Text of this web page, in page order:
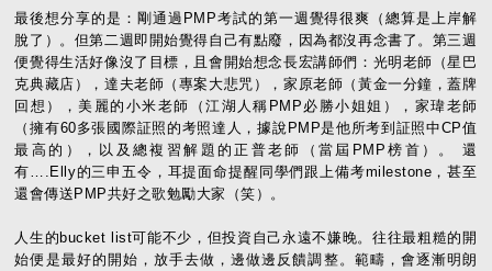
最後想分享的是：剛通過PMP考試的第一週覺得很爽（總算是上岸解
脫了）。但第二週即開始覺得自己有點廢，因為都沒再念書了。第三週
便覺得生活好像沒了目標，且會開始想念長宏講師們：光明老師（星巴
克典藏店），達夫老師（專案大悲咒），家原老師（黃金一分鐘，蓋牌
回想），美麗的小米老師（江湖人稱PMP必勝小姐姐），家瑋老師
（擁有60多張國際証照的考照達人，據說PMP是他所考到証照中CP值
最高的），以及總複習解題的正普老師（當屆PMP榜首）。 還
有….Elly的三申五令，耳提面命提醒同學們跟上備考milestone，甚至
還會傳送PMP共好之歌勉勵大家（笑）。
人生的bucket list可能不少，但投資自己永遠不嫌晚。往往最粗糙的開
始便是最好的開始，放手去做，邊做邊反饋調整。範疇，會逐漸明朗